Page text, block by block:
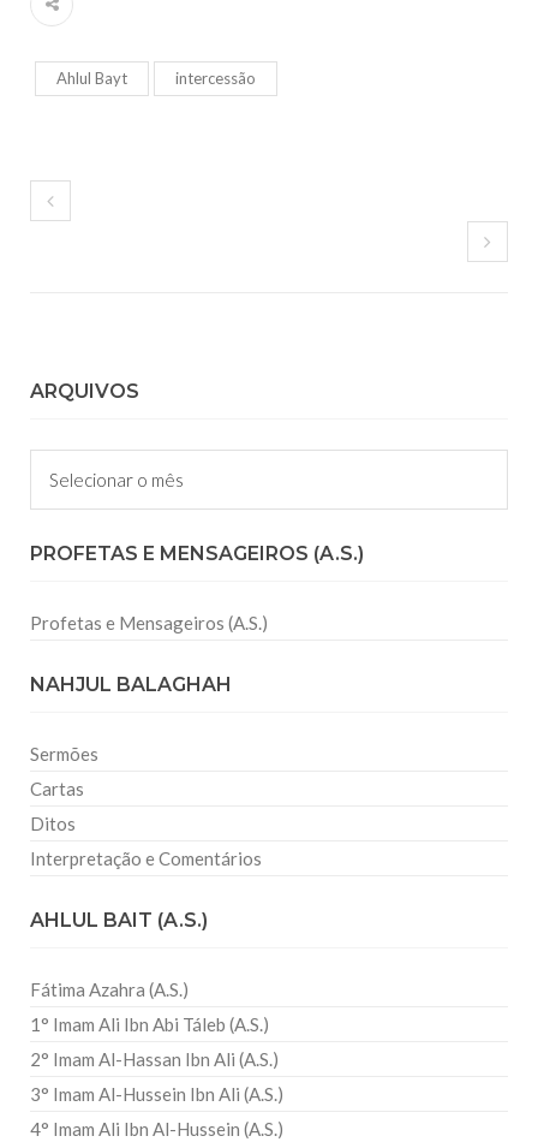
Ahlul Bayt intercessão
ARQUIVOS
Arquivos
PROFETAS E MENSAGEIROS (A.S.)
Profetas e Mensageiros (A.S.)
NAHJUL BALAGHAH
Sermões
Cartas
Ditos
Interpretação e Comentários
AHLUL BAIT (A.S.)
Fátima Azahra (A.S.)
1° Imam Ali Ibn Abi Táleb (A.S.)
2° Imam Al-Hassan Ibn Ali (A.S.)
3° Imam Al-Hussein Ibn Ali (A.S.)
4° Imam Ali Ibn Al-Hussein (A.S.)